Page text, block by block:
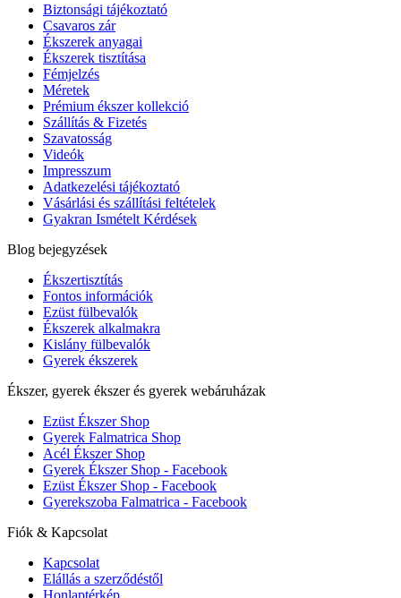
Biztonsági tájékoztató
Csavaros zár
Ékszerek anyagai
Ékszerek tisztítása
Fémjelzés
Méretek
Prémium ékszer kollekció
Szállítás & Fizetés
Szavatosság
Videók
Impresszum
Adatkezelési tájékoztató
Vásárlási és szállítási feltételek
Gyakran Ismételt Kérdések
Blog bejegyzések
Ékszertisztítás
Fontos információk
Ezüst fülbevalók
Ékszerek alkalmakra
Kislány fülbevalók
Gyerek ékszerek
Ékszer, gyerek ékszer és gyerek webáruházak
Ezüst Ékszer Shop
Gyerek Falmatrica Shop
Acél Ékszer Shop
Gyerek Ékszer Shop - Facebook
Ezüst Ékszer Shop - Facebook
Gyerekszoba Falmatrica - Facebook
Fiók & Kapcsolat
Kapcsolat
Elállás a szerződéstől
Honlaptérkép